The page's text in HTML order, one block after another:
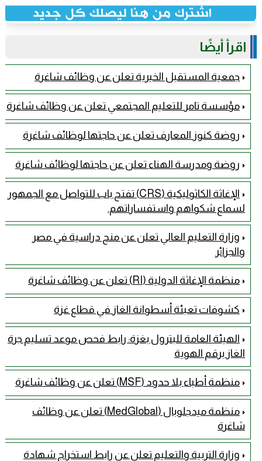
اقرأ أيضًا
جمعية المستقبل الخيرية تعلن عن وظائف شاغرة
مؤسسة تامر للتعليم المجتمعي تعلن عن وظائف شاغرة
روضة كنوز المعارف تعلن عن حاجتها لوظائف شاغرة
روضة ومدرسة الهناء تعلن عن حاجتها لوظائف شاغرة
الإغاثة الكاثوليكية (CRS) تفتح باب للتواصل مع الجمهور
لسماع شكواهم واستفساراتهم.
وزارة التعليم العالي تعلن عن منح دراسية في مصر
والجزائر
منظمة الإغاثة الدولية (RI) تعلن عن وظائف شاغرة
كشوفات تعبئة أسطوانة الغاز في قطاع غزة
الهيئة العامة للبترول بغزة: رابط فحص موعد تسليم جرة
الغاز برقم الهوية
منظمة أطباء بلا حدود (MSF) تعلن عن وظائف شاغرة
منظمة ميدجلوبال (MedGlobal) تعلن عن وظائف
شاغرة
وزارة التربية والتعليم تعلن عن رابط استخراج شهادة